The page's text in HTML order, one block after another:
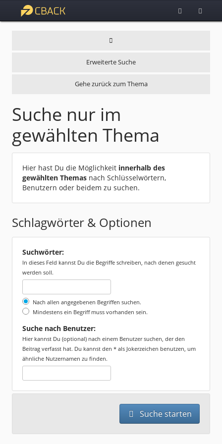
Erweiterte Suche
Gehe zurück zum Thema
Suche nur im
gewählten Thema
Hier hast Du die Möglichkeit innerhalb des
gewählten Themas nach Schlüsselwörtern,
Benutzern oder beidem zu suchen.
Schlagwörter & Optionen
Suchwörter:
In dieses Feld kannst Du die Begriffe schreiben, nach denen gesucht
werden soll.
Nach allen angegebenen Begriffen suchen.
Mindestens ein Begriff muss vorhanden sein.
Suche nach Benutzer:
Hier kannst Du (optional) nach einem Benutzer suchen, der den
Beitrag verfasst hat. Du kannst den * als Jokerzeichen benutzen, um
ähnliche Nutzernamen zu finden.
Suche starten